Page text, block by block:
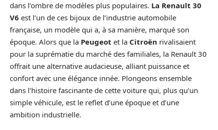
dans l’ombre de modèles plus populaires. La Renault 30
V6 est l’un de ces bijoux de l’industrie automobile
française, un modèle qui a, à sa manière, marqué son
époque. Alors que la Peugeot et la Citroën rivalisaient
pour la suprématie du marché des familiales, la Renault 30
offrait une alternative audacieuse, alliant puissance et
confort avec une élégance innée. Plongeons ensemble
dans l’histoire fascinante de cette voiture qui, plus qu’un
simple véhicule, est le reflet d’une époque et d’une
ambition industrielle.